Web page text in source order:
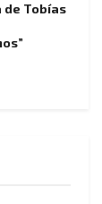
de Tobías